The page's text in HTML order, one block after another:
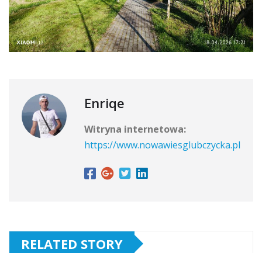
Enriqe
Witryna internetowa:
https://www.nowawiesglubczycka.pl
RELATED STORY